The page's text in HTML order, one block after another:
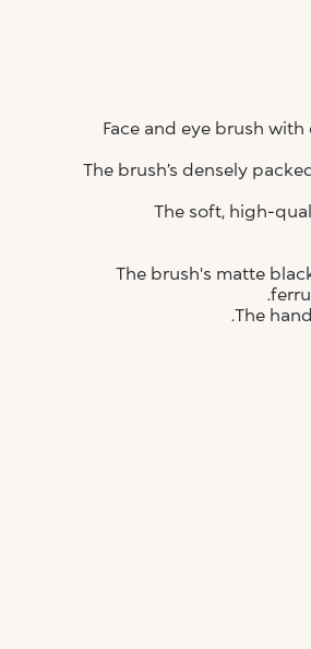
Face and eye brush
The brush’s densely
The soft, high-
The brush's matte
The